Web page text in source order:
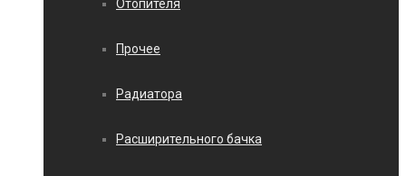
Отопителя
Прочее
Радиатора
Расширительного бачка